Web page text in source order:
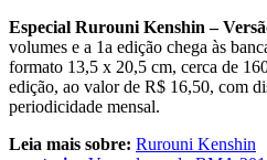
Especial Rurouni Kenshin –
volumes e a 1a edição chega às
formato 13,5 x 20,5 cm, cerca de
edição, ao valor de R$ 16,50, com
periodicidade mensal.
Leia mais sobre: Rurouni Kenshin